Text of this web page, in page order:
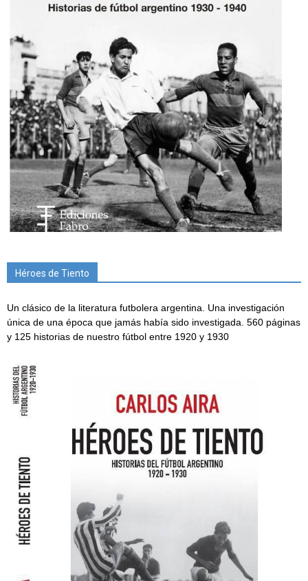
Héroes de Tiento
Un clásico de la literatura futbolera argentina. Una investigación
única de una época que jamás había sido investigada. 560 páginas
y 125 historias de nuestro fútbol entre 1920 y 1930